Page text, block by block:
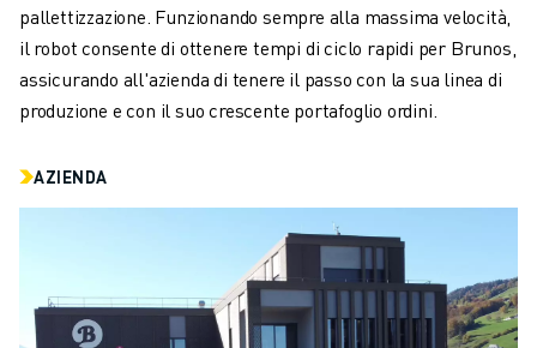
FILIALI
pallettizzazione. Funzionando sempre alla massima velocità,
il robot consente di ottenere tempi di ciclo rapidi per Brunos,
assicurando all'azienda di tenere il passo con la sua linea di
produzione e con il suo crescente portafoglio ordini.
AZIENDA